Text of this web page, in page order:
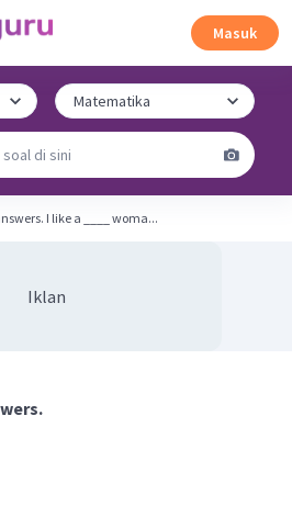
Masuk
Choose the correct answers. I like a ____ woma...
Iklan